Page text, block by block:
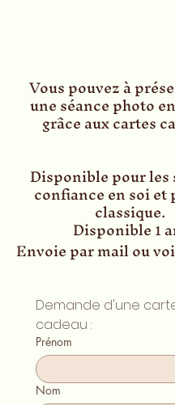
Vous pouvez à
une séance photo
grâce aux cartes
Disponible pour les
confiance en soi
classique.
Disponible 1
Envoie par mail ou
Demande d'une
Prénom
Nom